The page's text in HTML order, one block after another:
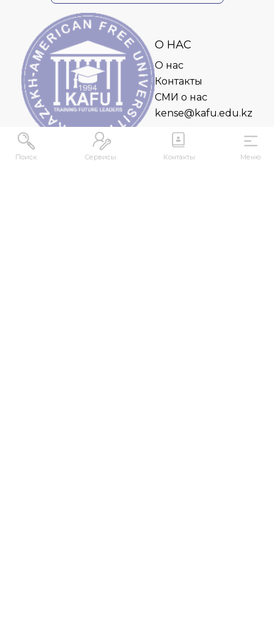
Поиск Сервисы Контакты Меню
О НАС
О нас
Контакты
СМИ о нас
kense@kafu.edu.kz